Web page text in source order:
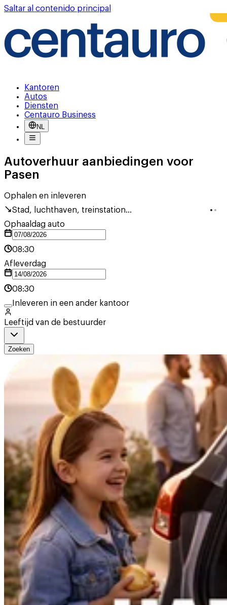
Saltar al contenido principal
Kantoren
Autos
Diensten
Centauro Business
NL
Autoverhuur aanbiedingen voor
Pasen
Ophalen en inleveren
Stad, luchthaven, treinstation...
Ophaaldag auto
08:30
Afleverdag
08:30
Inleveren in een ander kantoor
Leeftijd van de bestuurder
Zoeken